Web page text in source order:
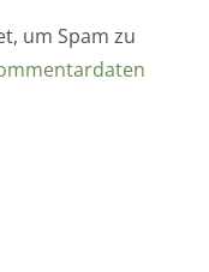
um Spam zu